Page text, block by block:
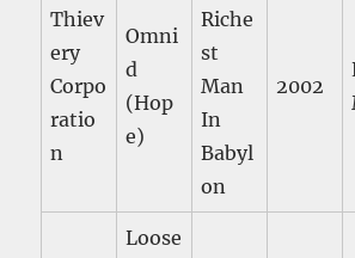
Thiev
ery
Corpo
ratio
n
Omni
d
(Hop
e)
Riche
st
Man
In
Babyl
on
2002
Loose